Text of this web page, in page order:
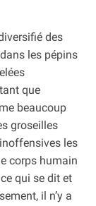
des
les pépins
que
beaucoup
groseilles
les
corps humain
qui se dit et
il n’y a